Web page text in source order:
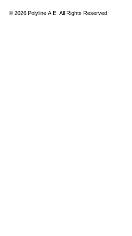
© 2026 Polyline Α.Ε. All Rights Reserved